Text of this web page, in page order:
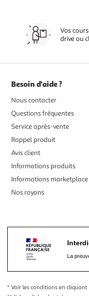
Vos
drive ou
Besoin d'aide ?
Nous contacter
Questions fréquentes
Service après-vente
Rappel produit
Avis client
Informations produits
Informations marketplace
Nos rayons
La
* Voir les conditions en cliquant